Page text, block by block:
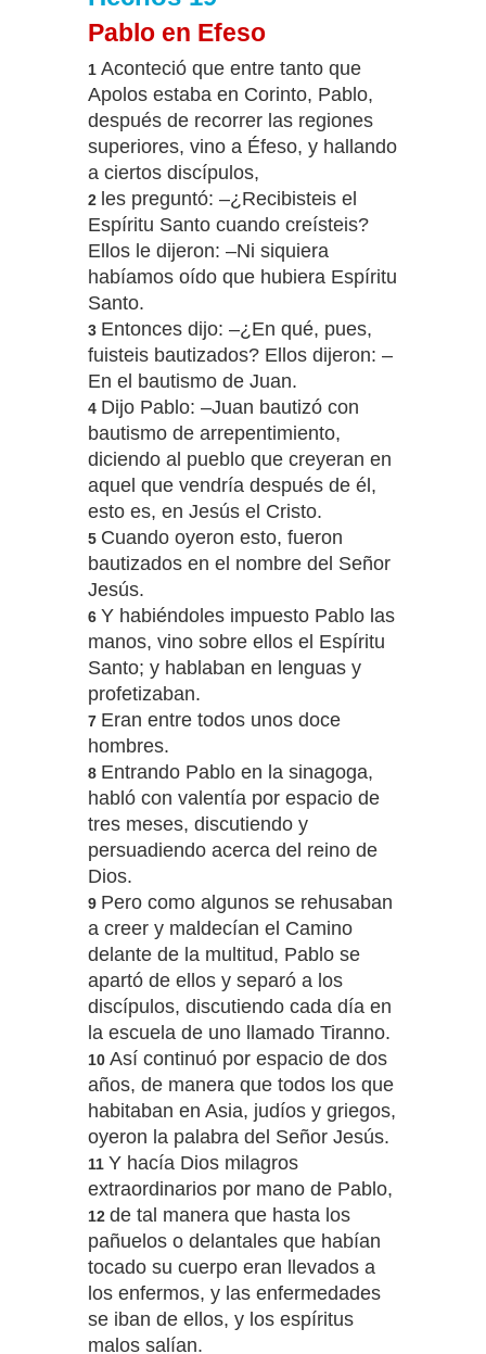
Pablo en Efeso
1 Aconteció que entre tanto que
Apolos estaba en Corinto, Pablo,
después de recorrer las regiones
superiores, vino a Éfeso, y hallando
a ciertos discípulos,
2 les preguntó: –¿Recibisteis el
Espíritu Santo cuando creísteis?
Ellos le dijeron: –Ni siquiera
habíamos oído que hubiera Espíritu
Santo.
3 Entonces dijo: –¿En qué, pues,
fuisteis bautizados? Ellos dijeron: –
En el bautismo de Juan.
4 Dijo Pablo: –Juan bautizó con
bautismo de arrepentimiento,
diciendo al pueblo que creyeran en
aquel que vendría después de él,
esto es, en Jesús el Cristo.
5 Cuando oyeron esto, fueron
bautizados en el nombre del Señor
Jesús.
6 Y habiéndoles impuesto Pablo las
manos, vino sobre ellos el Espíritu
Santo; y hablaban en lenguas y
profetizaban.
7 Eran entre todos unos doce
hombres.
8 Entrando Pablo en la sinagoga,
habló con valentía por espacio de
tres meses, discutiendo y
persuadiendo acerca del reino de
Dios.
9 Pero como algunos se rehusaban
a creer y maldecían el Camino
delante de la multitud, Pablo se
apartó de ellos y separó a los
discípulos, discutiendo cada día en
la escuela de uno llamado Tiranno.
10 Así continuó por espacio de dos
años, de manera que todos los que
habitaban en Asia, judíos y griegos,
oyeron la palabra del Señor Jesús.
11 Y hacía Dios milagros
extraordinarios por mano de Pablo,
12 de tal manera que hasta los
pañuelos o delantales que habían
tocado su cuerpo eran llevados a
los enfermos, y las enfermedades
se iban de ellos, y los espíritus
malos salían.